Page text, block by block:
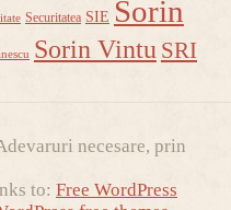
Securitatea SIE Sorin
Sorin Vintu SRI
necesare, prin
to: Free WordPress